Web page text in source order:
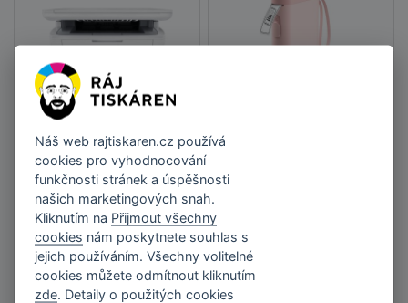
HP LaserJet MFP
M140w
4 087 Kč
bez DPH 3 377,69 Kč
DO KOŠÍKU
Náš web rajtiskaren.cz používá
cookies pro vyhodnocování
funkčnosti stránek a úspěšnosti
našich marketingových snah.
Kliknutím na Přijmout všechny
cookies nám poskytnete souhlas s
jejich používáním. Všechny volitelné
cookies můžete odmítnout kliknutím
zde. Detaily o použitých cookies